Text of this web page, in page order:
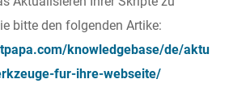
bitte den folgenden Artike:
knowledgebase/de/aktu
fur-ihre-webseite/